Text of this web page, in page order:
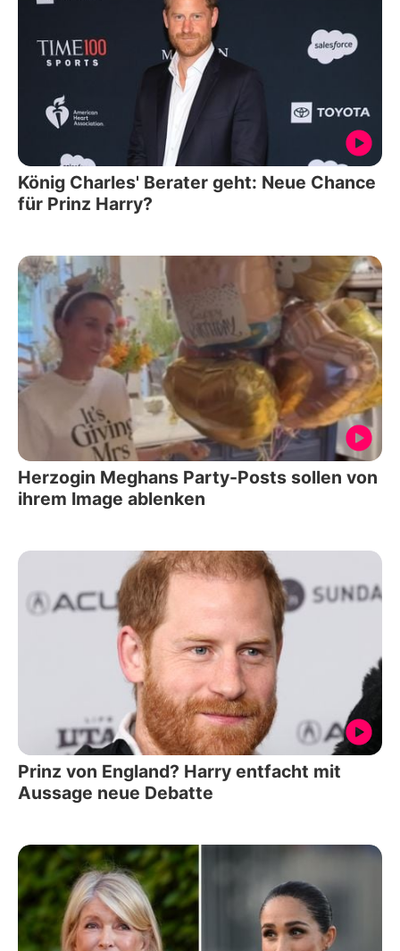
König Charles' Berater geht: Neue Chance
für Prinz Harry?
Herzogin Meghans Party-Posts sollen von
ihrem Image ablenken
Prinz von England? Harry entfacht mit
Aussage neue Debatte